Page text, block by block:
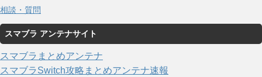
相談・質問
スマブラ アンテナサイト
スマブラまとめアンテナ
スマブラSwitch攻略まとめアンテナ速報